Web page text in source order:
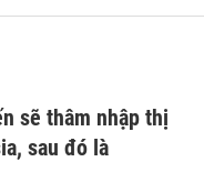
sẽ thâm nhập thị
sau đó là